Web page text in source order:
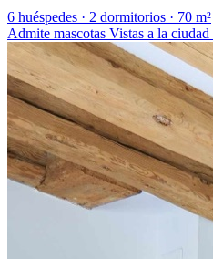
6 huéspedes · 2 dormitorios · 70 m²
Admite mascotas Vistas a la ciudad